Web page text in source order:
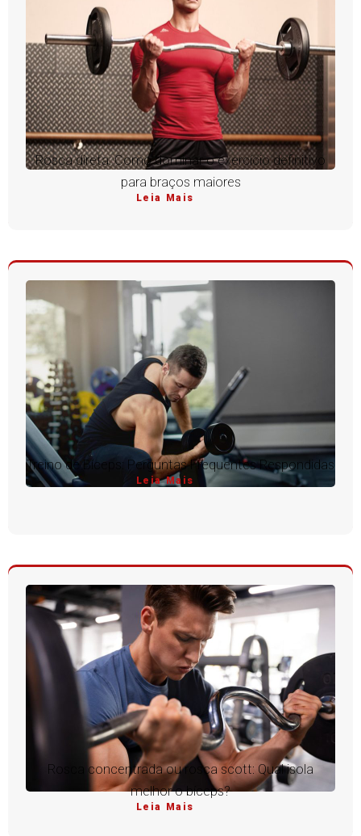
Rosca direta: Como dominar o exercício definitivo
para braços maiores
Leia Mais
Treino de Bíceps: Perguntas Frequentes Respondidas
Leia Mais
Rosca concentrada ou rosca scott: Qual isola
melhor o bíceps?
Leia Mais